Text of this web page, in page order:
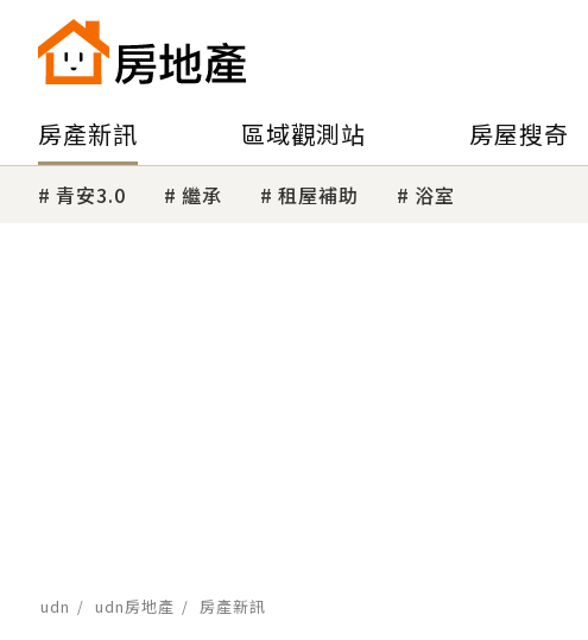
房產新訊 區域觀測站 房屋搜奇
青安3.0 繼承 租屋補助 浴室
udn udn房地產 房產新訊